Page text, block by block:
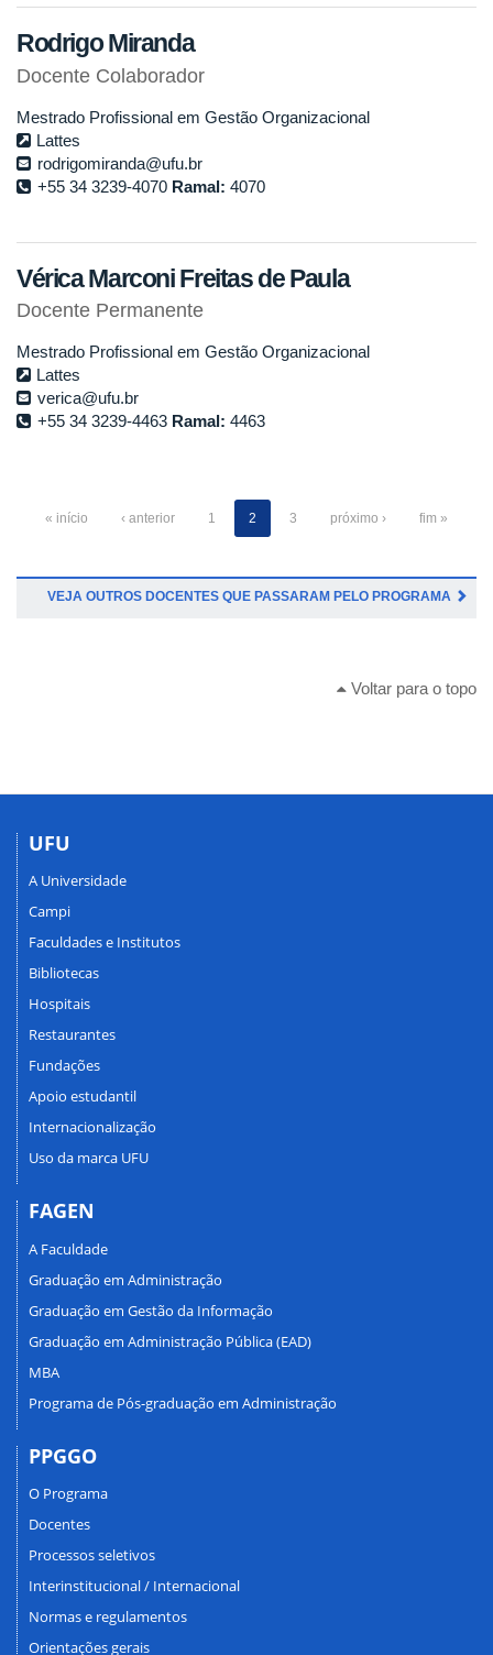
Rodrigo Miranda
Docente Colaborador
Mestrado Profissional em Gestão Organizacional
Lattes
rodrigomiranda@ufu.br
+55 34 3239-4070 Ramal: 4070
Vérica Marconi Freitas de Paula
Docente Permanente
Mestrado Profissional em Gestão Organizacional
Lattes
verica@ufu.br
+55 34 3239-4463 Ramal: 4463
« início ‹ anterior 1 2 3 próximo › fim »
VEJA OUTROS DOCENTES QUE PASSARAM PELO PROGRAMA
Voltar para o topo
UFU
A Universidade
Campi
Faculdades e Institutos
Bibliotecas
Hospitais
Restaurantes
Fundações
Apoio estudantil
Internacionalização
Uso da marca UFU
FAGEN
A Faculdade
Graduação em Administração
Graduação em Gestão da Informação
Graduação em Administração Pública (EAD)
MBA
Programa de Pós-graduação em Administração
PPGGO
O Programa
Docentes
Processos seletivos
Interinstitucional / Internacional
Normas e regulamentos
Orientações gerais